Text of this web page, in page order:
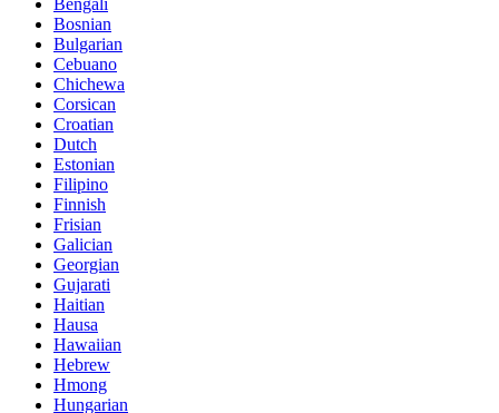
Bengali
Bosnian
Bulgarian
Cebuano
Chichewa
Corsican
Croatian
Dutch
Estonian
Filipino
Finnish
Frisian
Galician
Georgian
Gujarati
Haitian
Hausa
Hawaiian
Hebrew
Hmong
Hungarian